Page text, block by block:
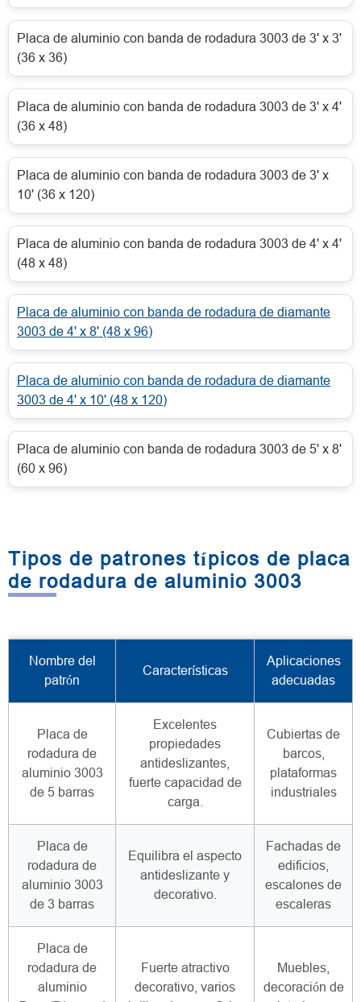
Placa de aluminio con banda de rodadura 3003 de 3' x 3'
(36 x 36)
Placa de aluminio con banda de rodadura 3003 de 3' x 4'
(36 x 48)
Placa de aluminio con banda de rodadura 3003 de 3' x
10' (36 x 120)
Placa de aluminio con banda de rodadura 3003 de 4' x 4'
(48 x 48)
Placa de aluminio con banda de rodadura de diamante
3003 de 4' x 8' (48 x 96)
Placa de aluminio con banda de rodadura de diamante
3003 de 4' x 10' (48 x 120)
Placa de aluminio con banda de rodadura 3003 de 5' x 8'
(60 x 96)
Tipos de patrones típicos de placa
de rodadura de aluminio 3003
Nombre del
patrón
Características
Aplicaciones
adecuadas
Placa de
rodadura de
aluminio 3003
de 5 barras
Excelentes
propiedades
antideslizantes,
fuerte capacidad de
carga.
Cubiertas de
barcos,
plataformas
industriales
Placa de
rodadura de
aluminio 3003
de 3 barras
Equilibra el aspecto
antideslizante y
decorativo.
Fachadas de
edificios,
escalones de
escaleras
Placa de
rodadura de
aluminio
Fuerte atractivo
decorativo, varios
Muebles,
decoración de